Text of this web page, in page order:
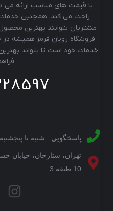
با قیمت های مناسب ارائه می
راحت می کند. همچنین خدمات
مشتریان بتوانند بهترین محصول
فروشگاه روبان قرمز همیشه
خدمات خود است تا بتواند
پاسخگویی : شنبه تا پنجشنبه از ساعت
تهران، ستارخان، خیابان
10 طبقه 3